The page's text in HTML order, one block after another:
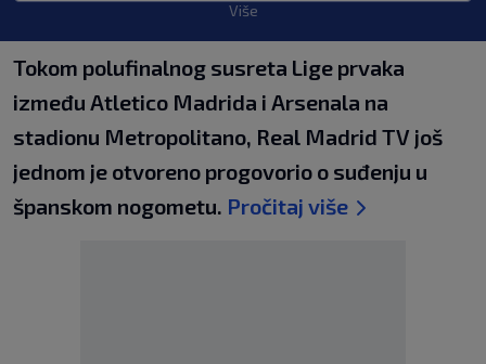
Više
Tokom polufinalnog susreta Lige prvaka
između Atletico Madrida i Arsenala na
stadionu Metropolitano, Real Madrid TV još
jednom je otvoreno progovorio o suđenju u
španskom nogometu. Pročitaj više